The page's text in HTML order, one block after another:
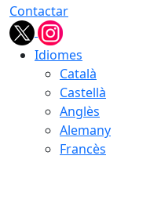
Contactar
Idiomes
Català
Castellà
Anglès
Alemany
Francès